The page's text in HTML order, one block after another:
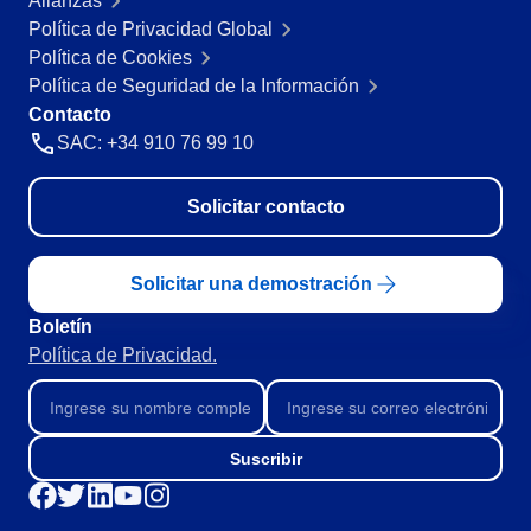
Minería y Metales
Productos Químicos
Servicios y Consultoría
Venta minorista, mayorista y distribución
FDA 21 CFR Part 11
RGPD
FDA 21 CFR Part 820
IATF 16949
ISO 22000
ISO 42001
ISO 50001
ISO/IEC 17025
FSSC 22000
COSO
ISO 14001
SPC
Storeroom
Supplier
Time Control
Política de Privacidad Global
Política de Cookies
Política de Seguridad de la Información
Contacto
SAC: +34 910 76 99 10
Solicitar contacto
Solicitar una demostración
Boletín
Política de Privacidad.
Suscribir